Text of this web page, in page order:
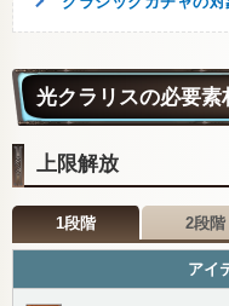
光クラリスの必要素
上限解放
1段階 2段階
アイ